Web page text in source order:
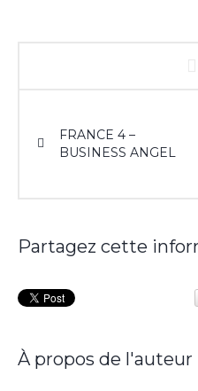
FRANCE 4 –
BUSINESS ANGEL
Partagez cette
À propos de l'auteur